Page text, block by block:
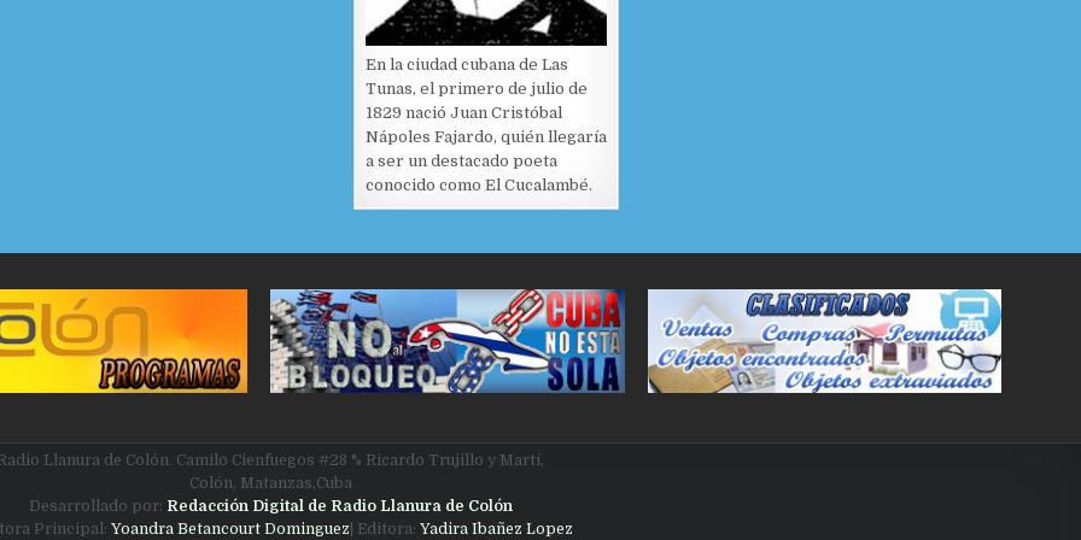
En la ciudad cubana de Las
Tunas, el primero de julio de
1829 nació Juan Cristóbal
Nápoles Fajardo, quién llegaría
a ser un destacado poeta
conocido como El Cucalambé.
Llanura de Colón. Camilo Cienfuegos #28 % Ricardo Trujillo y Martí,
Colón, Matanzas,Cuba
Desarrollado por: Redacción Digital de Radio Llanura de Colón
Principal: Yoandra Betancourt Dominguez | Editora: Yadira Ibañez Lopez